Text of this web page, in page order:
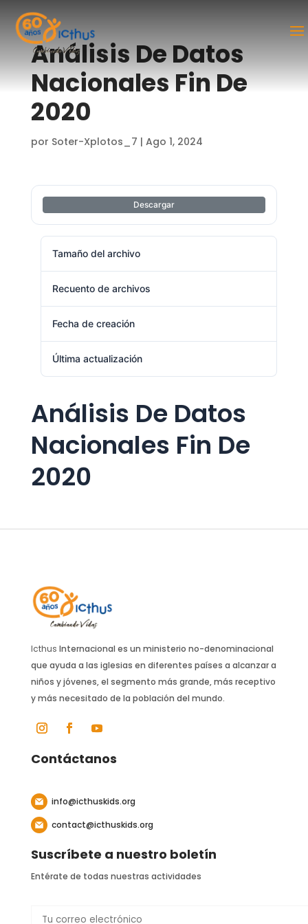
Análisis De Datos
Nacionales Fin De
2020
por Soter-Xplotos_7 | Ago 1, 2024
Descargar
Tamaño del archivo
Recuento de archivos
Fecha de creación
Última actualización
Análisis De Datos
Nacionales Fin De
2020
Icthus Internacional es un ministerio no-denominacional
que ayuda a las iglesias en diferentes países a alcanzar a
niños y jóvenes, el segmento más grande, más receptivo
y más necesitado de la población del mundo.
Contáctanos
info@icthuskids.org
contact@icthuskids.org
Suscríbete a nuestro boletín
Entérate de todas nuestras actividades